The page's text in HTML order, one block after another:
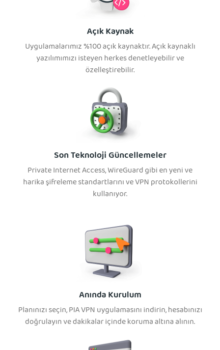
Açık Kaynak
Uygulamalarımız %100 açık kaynaktır. Açık kaynaklı
yazılımımızı isteyen herkes denetleyebilir ve
özelleştirebilir.
Son Teknoloji Güncellemeler
Private Internet Access, WireGuard gibi en yeni ve
harika şifreleme standartlarını ve VPN protokollerini
kullanıyor.
Anında Kurulum
Planınızı seçin, PIA VPN uygulamasını indirin, hesabınızı
doğrulayın ve dakikalar içinde koruma altına alının.